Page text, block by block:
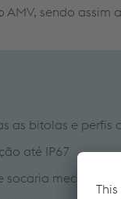
AMV, sendo
as bitolas e perfis
até IP67
socaria mecanizada